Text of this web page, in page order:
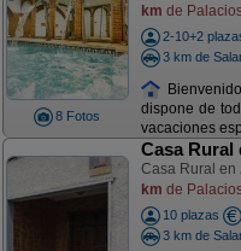
8 Fotos
km de
2-10+2
3 km de
dispone de
vacaciones
Casa Rural
Casa Rural en
km de
10 plazas
3 km de